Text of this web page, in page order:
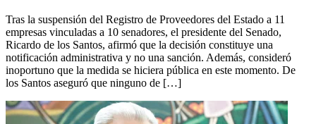
Tras la suspensión del Registro de Proveedores del Estado a 11
empresas vinculadas a 10 senadores, el presidente del Senado,
Ricardo de los Santos, afirmó que la decisión constituye una
notificación administrativa y no una sanción. Además, consideró
inoportuno que la medida se hiciera pública en este momento. De
los Santos aseguró que ninguno de […]